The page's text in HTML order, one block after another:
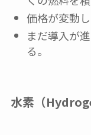
価格が変動し
まだ導入が
る。
水素（